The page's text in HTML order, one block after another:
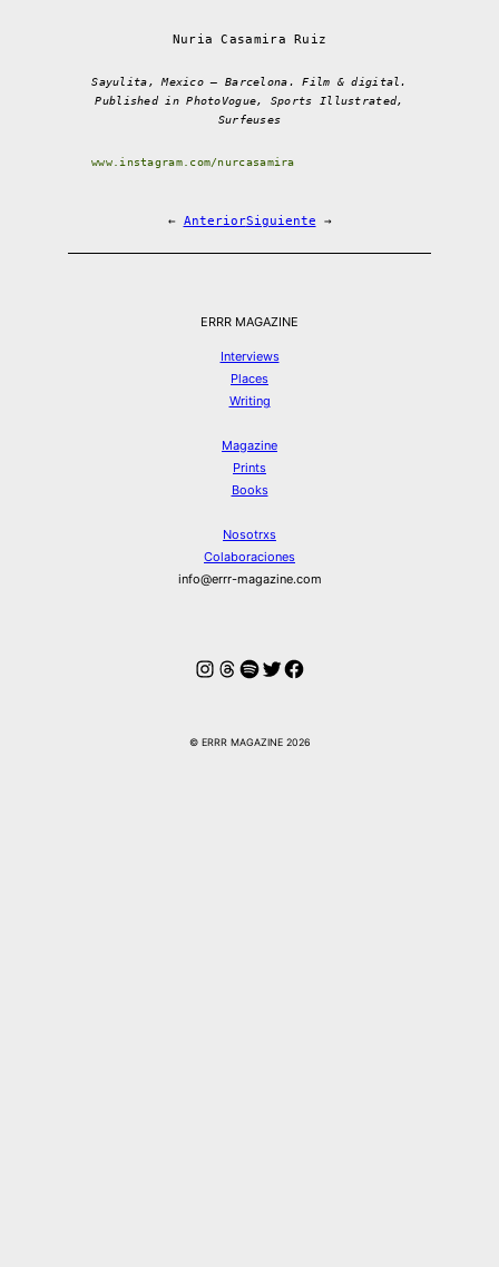
Nuria Casamira Ruiz
Sayulita, Mexico – Barcelona. Film & digital.
Published in PhotoVogue, Sports Illustrated,
Surfeuses
www.instagram.com/nurcasamira
← AnteriorSiguiente →
ERRR MAGAZINE
Interviews
Places
Writing
Magazine
Prints
Books
Nosotrxs
Colaboraciones
info@errr-magazine.com
Instagram
Hilos
Spotify
Twitter
Facebook
© ERRR MAGAZINE 2026